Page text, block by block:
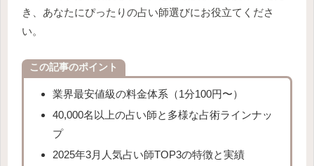
き、あなたにぴったりの占い師選びにお役立てくださ
い。
この記事のポイント
業界最安値級の料金体系（1分100円〜）
40,000名以上の占い師と多様な占術ラインナッ
プ
2025年3月人気占い師TOP3の特徴と実績